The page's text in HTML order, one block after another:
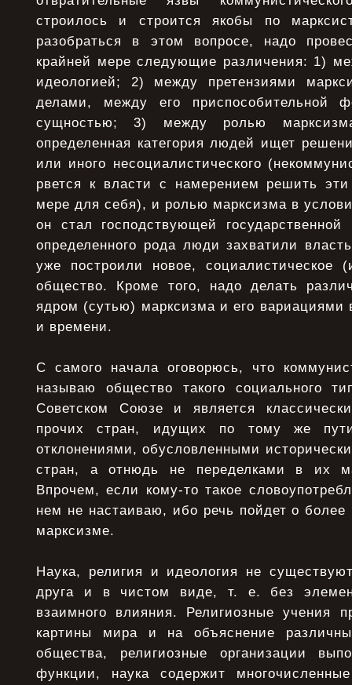
строилось и строится якобы по
разобраться в этом вопросе, надо
крайней мере следующие различения: 1)
идеологией; 2) между претензиями
делами, между его приспособительной
сущностью; 3) между ролью
определенная категория людей ищет
или иного несоциалистического
рвется к власти с намерением решить
мере для себя), и ролью марксизма в
он стал господствующей
определенного рода люди захватили
уже построили новое, социалистическое
общество. Кроме того, надо делать
ядром (сутью) марксизма и его вариациями
и времени.
С самого начала оговорюсь, что
называю общество такого социального
Советском Союзе и является
прочих стран, идущих по тому же
отклонениями, обусловленными
стран, а отнюдь не переделками в их
Впрочем, если кому-то такое
нем не настаиваю, ибо речь пойдет о более
марксизме.
Наука, религия и идеология не
друга и в чистом виде, т. е. без
взаимного влияния. Религиозные учения
картины мира и на объяснение
общества, религиозные организации
функции, наука содержит